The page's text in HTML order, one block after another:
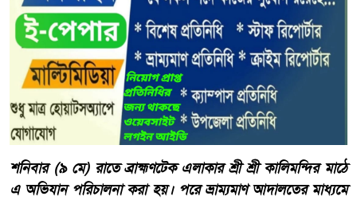
শনিবার (৯ মে) রাতে ব্রাহ্মণটেক এলাকার শ্রী শ্রী কালিমন্দির মাঠে
এ অভিযান পরিচালনা করা হয়। পরে ভ্রাম্যমাণ আদালতের মাধ্যমে